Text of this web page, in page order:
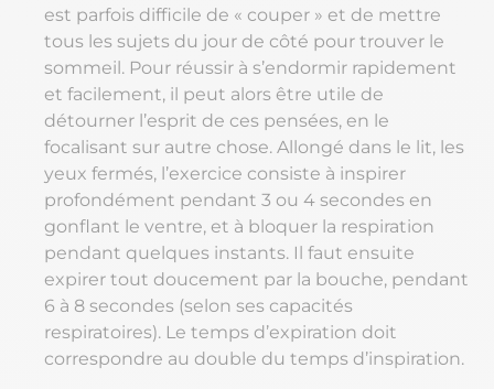
est parfois difficile de « couper » et de mettre
tous les sujets du jour de côté pour trouver le
sommeil. Pour réussir à s’endormir rapidement
et facilement, il peut alors être utile de
détourner l’esprit de ces pensées, en le
focalisant sur autre chose. Allongé dans le lit, les
yeux fermés, l’exercice consiste à inspirer
profondément pendant 3 ou 4 secondes en
gonflant le ventre, et à bloquer la respiration
pendant quelques instants. Il faut ensuite
expirer tout doucement par la bouche, pendant
6 à 8 secondes (selon ses capacités
respiratoires). Le temps d’expiration doit
correspondre au double du temps d’inspiration.